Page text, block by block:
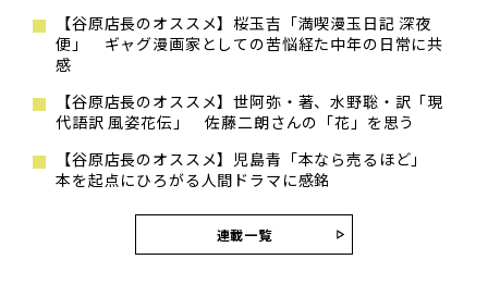
【谷原店長のオススメ】桜玉吉「満喫漫玉日記 深夜
便」 ギャグ漫画家としての苦悩経た中年の日常に共
感
【谷原店長のオススメ】世阿弥・著、水野聡・訳「現
代語訳 風姿花伝」 佐藤二朗さんの「花」を思う
【谷原店長のオススメ】児島青「本なら売るほど」
本を起点にひろがる人間ドラマに感銘
連載一覧